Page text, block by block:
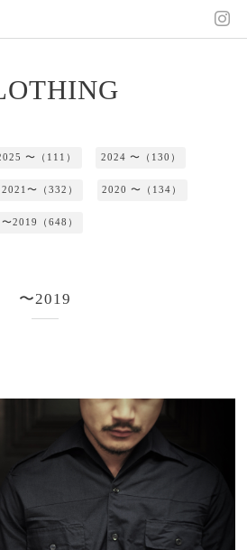
〜（111） 2024 〜（130）
2021〜（332） 2020 〜（134）
〜2019（648）
〜2019